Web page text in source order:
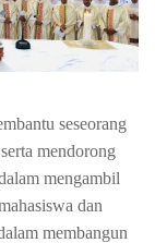
seseorang
mendorong
mengambil
dan
membangun